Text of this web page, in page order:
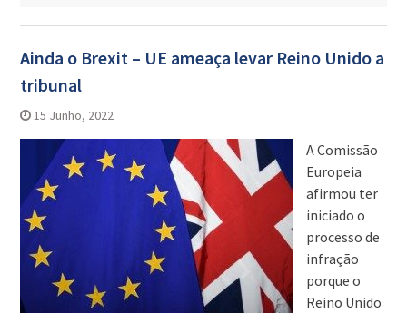
Ainda o Brexit – UE ameaça levar Reino Unido a
tribunal
15 Junho, 2022
A Comissão
Europeia
afirmou ter
iniciado o
processo de
infração
porque o
Reino Unido